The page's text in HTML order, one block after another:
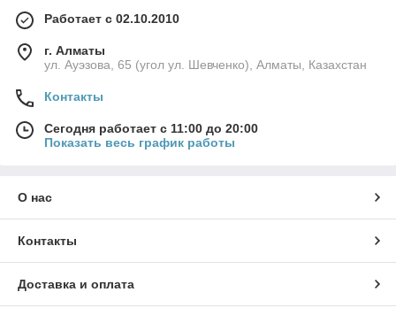
Работает с 02.10.2010
г. Алматы
ул. Ауэзова, 65 (угол ул. Шевченко), Алматы, Казахстан
Контакты
Сегодня работает с 11:00 до 20:00
Показать весь график работы
О нас
Контакты
Доставка и оплата